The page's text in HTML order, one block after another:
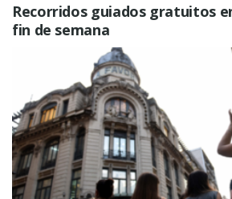
Recorridos guiados gratuitos
fin de semana